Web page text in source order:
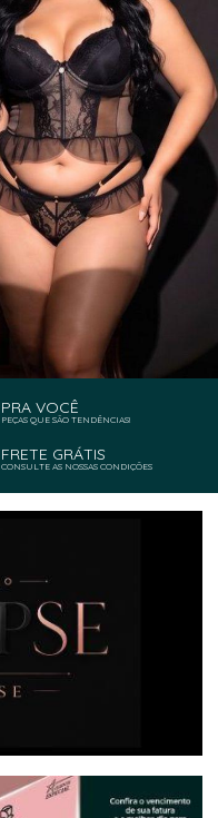
PRA VOCÊ
PEÇAS QUE SÃO TENDÊNCIAS!
FRETE GRÁTIS
CONSULTE AS NOSSAS CONDIÇÕES